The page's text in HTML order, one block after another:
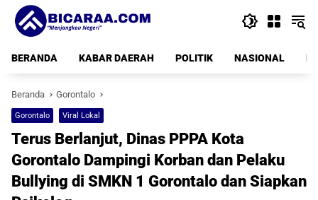
Langsung
konten
BERANDA
KABAR DAERAH POLITIK NASIONAL
Beranda Gorontalo
Gorontalo Viral Lokal
Terus Berlanjut, Dinas PPPA Kota
Gorontalo Dampingi Korban dan Pelaku
Bullying di SMKN 1 Gorontalo dan Siapkan